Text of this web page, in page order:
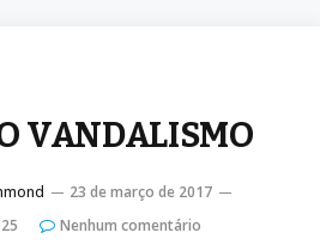
VANDALISMO
23 de março de 2017
Nenhum comentário